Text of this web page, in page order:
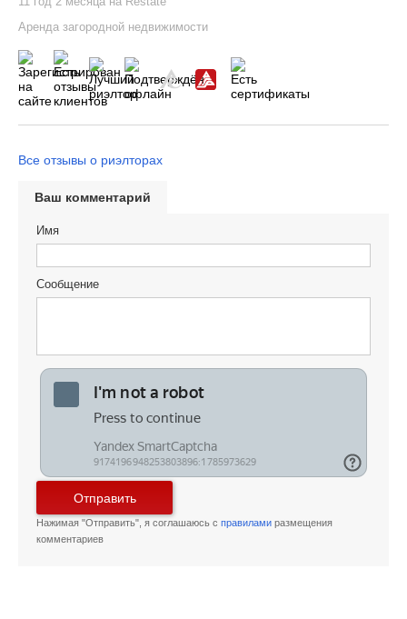
Аренда загородной недвижимости
Все отзывы о риэлторах
Ваш комментарий
Имя
Сообщение
Отправить
Нажимая "Отправить", я соглашаюсь с правилами размещения
комментариев